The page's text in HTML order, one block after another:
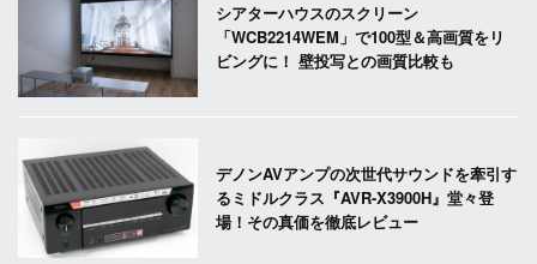
シアターハウスのスクリーン
「WCB2214WEM」で100型＆高画質をリ
ビングに！ 壁投写との画質比較も
デノンAVアンプの次世代サウンドを牽引す
るミドルクラス『AVR-X3900H』堂々登
場！その真価を徹底レビュー